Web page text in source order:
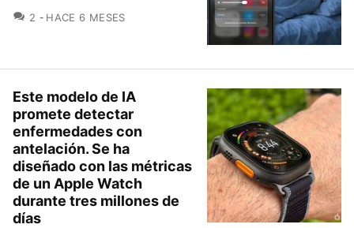
2 COMENTARIOS
HACE 6 MESES
Este modelo de IA
promete detectar
enfermedades con
antelación. Se ha
diseñado con las métricas
de un Apple Watch
durante tres millones de
días